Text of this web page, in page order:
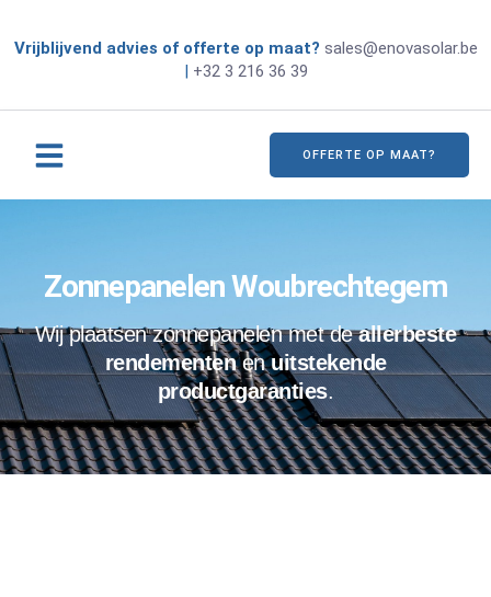
Vrijblijvend advies of offerte op maat? sales@enovasolar.be
| +32 3 216 36 39
OFFERTE OP MAAT?
Zonnepanelen Woubrechtegem
Wij plaatsen zonnepanelen met deallerbeste
rendementenenuitstekende
productgaranties.